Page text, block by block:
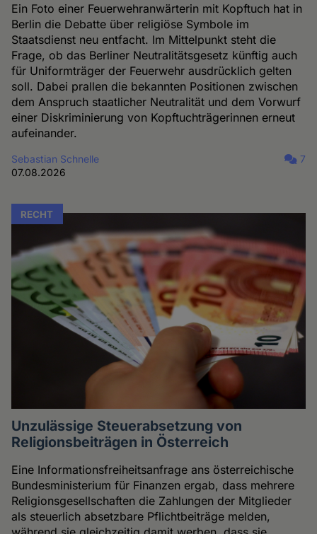
Ein Foto einer Feuerwehranwärterin mit Kopftuch hat in
Berlin die Debatte über religiöse Symbole im
Staatsdienst neu entfacht. Im Mittelpunkt steht die
Frage, ob das Berliner Neutralitätsgesetz künftig auch
für Uniformträger der Feuerwehr ausdrücklich gelten
soll. Dabei prallen die bekannten Positionen zwischen
dem Anspruch staatlicher Neutralität und dem Vorwurf
einer Diskriminierung von Kopftuchträgerinnen erneut
aufeinander.
Sebastian Schnelle
07.08.2026
7
RECHT
Unzulässige Steuerabsetzung von
Religionsbeiträgen in Österreich
Eine Informationsfreiheitsanfrage ans österreichische
Bundesministerium für Finanzen ergab, dass mehrere
Religionsgesellschaften die Zahlungen der Mitglieder
als steuerlich absetzbare Pflichtbeiträge melden,